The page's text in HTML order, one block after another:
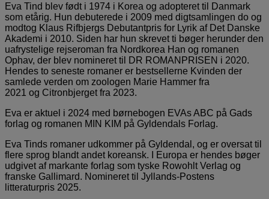
Eva Tind blev født i 1974 i Korea og adopteret til Danmark
som etårig. Hun debuterede i 2009 med digtsamlingen do og
modtog Klaus Rifbjergs Debutantpris for Lyrik af Det Danske
Akademi i 2010. Siden har hun skrevet ti bøger herunder den
uafrystelige rejseroman fra Nordkorea Han og romanen
Ophav, der blev nomineret til DR ROMANPRISEN i 2020.
Hendes to seneste romaner er bestsellerne Kvinden der
samlede verden om zoologen Marie Hammer fra
2021 og Citronbjerget fra 2023.
Eva er aktuel i 2024 med børnebogen EVAs ABC på Gads
forlag og romanen MIN KIM på Gyldendals Forlag.
Eva Tinds romaner udkommer på Gyldendal, og er oversat til
flere sprog blandt andet koreansk. I Europa er hendes bøger
udgivet af markante forlag som tyske Rowohlt Verlag og
franske Gallimard. Nomineret til Jyllands-Postens
litteraturpris 2025.